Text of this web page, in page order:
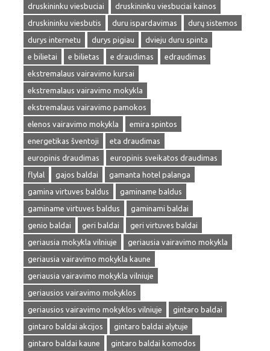
druskininku viesbuciai
druskininku viesbuciai kainos
druskininku viesbutis
duru ispardavimas
durų sistemos
durys internetu
durys pigiau
dvieju duru spinta
e bilietai
e bilietas e draudimas
edraudimas
ekstremalaus vairavimo kursai
ekstremalaus vairavimo mokykla
ekstremalaus vairavimo pamokos
elenos vairavimo mokykla
emira spintos
energetikas šventoji
eta draudimas
europinis draudimas
europinis sveikatos draudimas
flylal
gajos baldai
gamanta hotel palanga
gamina virtuves baldus
gaminame baldus
gaminame virtuves baldus
gaminami baldai
genio baldai
geri baldai
geri virtuves baldai
geriausia mokykla vilniuje
geriausia vairavimo mokykla
geriausia vairavimo mokykla kaune
geriausia vairavimo mokykla vilniuje
geriausios vairavimo mokyklos
geriausios vairavimo mokyklos vilniuje
gintaro baldai
gintaro baldai akcijos
gintaro baldai alytuje
gintaro baldai kaune
gintaro baldai komodos